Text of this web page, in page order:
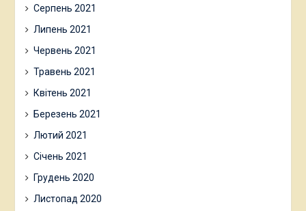
Серпень 2021
Липень 2021
Червень 2021
Травень 2021
Квітень 2021
Березень 2021
Лютий 2021
Січень 2021
Грудень 2020
Листопад 2020